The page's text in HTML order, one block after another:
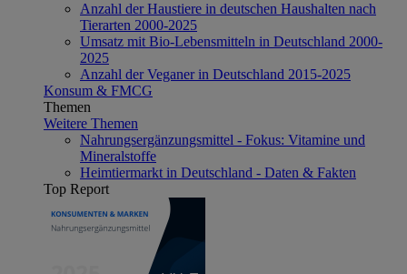
Anzahl der Haustiere in deutschen Haushalten nach
Tierarten 2000-2025
Umsatz mit Bio-Lebensmitteln in Deutschland 2000-
2025
Anzahl der Veganer in Deutschland 2015-2025
Konsum & FMCG
Themen
Weitere Themen
Nahrungsergänzungsmittel - Fokus: Vitamine und
Mineralstoffe
Heimtiermarkt in Deutschland - Daten & Fakten
Top Report